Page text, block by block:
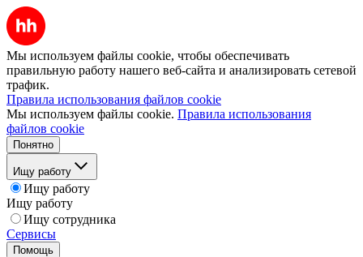
Мы используем файлы cookie, чтобы обеспечивать
правильную работу нашего веб-сайта и анализировать сетевой
трафик.
Правила использования файлов cookie
Мы используем файлы cookie. Правила использования
файлов cookie
Понятно
Ищу работу
Ищу работу
Ищу работу
Ищу сотрудника
Сервисы
Помощь